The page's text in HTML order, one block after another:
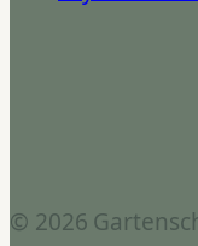
© 2026